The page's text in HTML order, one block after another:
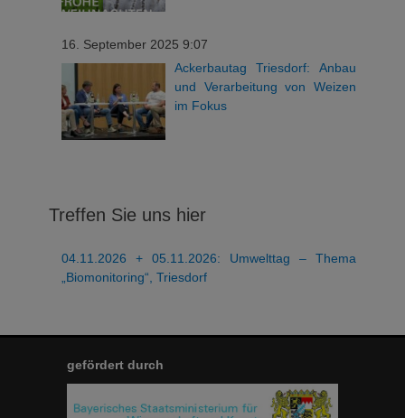
16. September 2025 9:07
Ackerbautag Triesdorf: Anbau
und Verarbeitung von Weizen
im Fokus
Treffen Sie uns hier
04.11.2026 + 05.11.2026: Umwelttag – Thema
„Biomonitoring“, Triesdorf
gefördert durch